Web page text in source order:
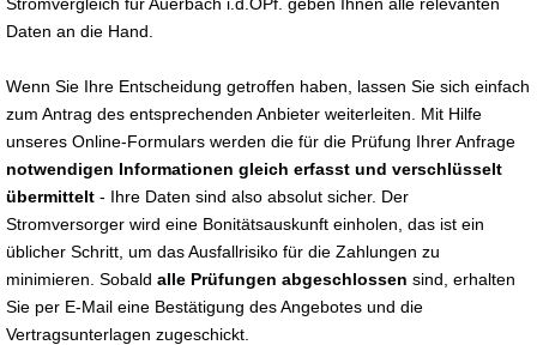
Daten an die Hand.
Wenn Sie Ihre Entscheidung getroffen haben, lassen Sie sich einfach
zum Antrag des entsprechenden Anbieter weiterleiten. Mit Hilfe
unseres Online-Formulars werden die für die Prüfung Ihrer Anfrage
notwendigen Informationen gleich erfasst und verschlüsselt
übermittelt - Ihre Daten sind also absolut sicher. Der
Stromversorger wird eine Bonitätsauskunft einholen, das ist ein
üblicher Schritt, um das Ausfallrisiko für die Zahlungen zu
minimieren. Sobald alle Prüfungen abgeschlossen sind, erhalten
Sie per E-Mail eine Bestätigung des Angebotes und die
Vertragsunterlagen zugeschickt.